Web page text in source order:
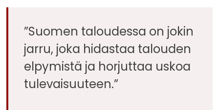
”Suomen taloudessa on jokin
jarru, joka hidastaa talouden
elpymistä ja horjuttaa uskoa
tulevaisuuteen.”